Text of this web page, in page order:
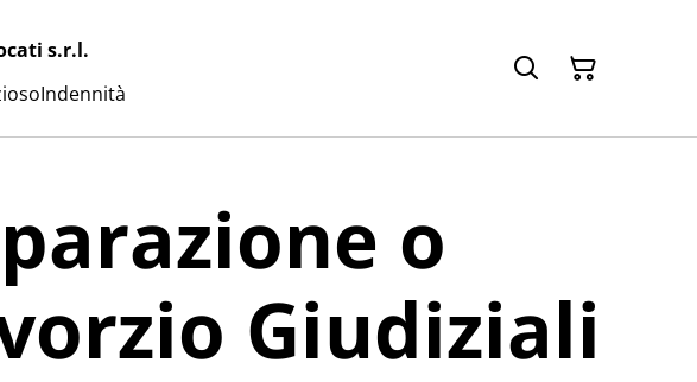
s.r.l.
Indennità
o
Giudiziali